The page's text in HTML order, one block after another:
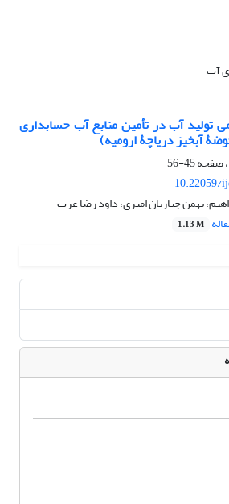
آب
آب در تأمین منابع آب حسابداری
45-56
10.22059/
بهمن جباریان امیری، داود رضا عرب
1.13 M